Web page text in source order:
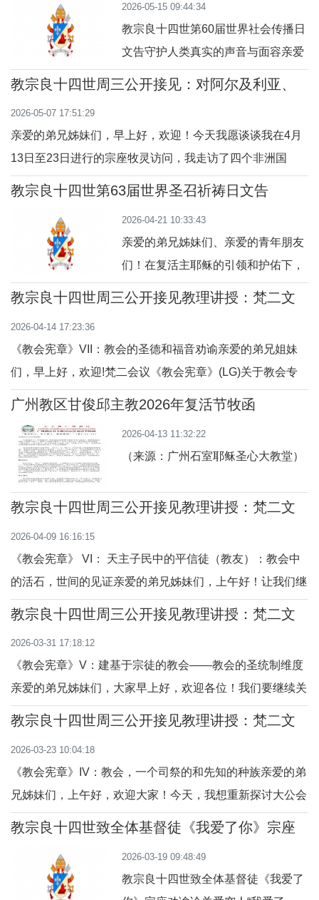
她的最终目标，就是天乡。这是本质的幅度，但我们常常忽
略或轻视这幅度，因为我们太注意眼前能
2026-05-15 09:44:34
教宗良十四世第60届世界社会传播日
文告守护人类真实的声音与面容亲爱
的弟兄姊妹们：面容和声音是每个人
相遇的要素。古人深谙其道。因此，
古希腊人用“面容”（prósōpon）一词
来定义人，其字源学上指的是目光所
而拉丁文
教宗良十四世周三公开接见：​对阿尔及利亚、
2026-05-07 17:51:29
亲爱的弟兄姊妹们，早上好，欢迎！今天我愿谈谈我在4月
13日至23日进行的宗座牧灵访问，我走访了四个非洲国
家：阿尔及利亚、喀麦隆、安哥拉和赤道几内亚。自我作教
成行、会晤并鼓励天主的子民；同时也愿借此行在满是冲
突、国际法屡遭严重侵犯的历史时刻，传递和平的讯息
教宗良十四世第63届世界圣召祈祷日文告
2026-04-21 10:33:43
亲爱的弟兄姊妹们、亲爱的青年朋友
们！在复活主耶稣的引领和护佑下，
我们在这复活期第四主日——又称
为使我们作一些反省，以理解圣召的
深层意义并分享我们的体认：圣召乃
是天主白白的赏赐，有如花朵般绽放
善牧所引领的途径前行，一起探索人
教宗良十四世周三公开接见教理讲授：梵二文
2026-04-14 17:23:36
《教会宪章》VII：教会的圣德和福音劝谕亲爱的弟兄姐妹
们，早上好，欢迎!梵二会议《教会宪章》(LG)关于教会专
门用第五章一整章来阐述所有信众成圣的普遍召叫：我们每
公会议宪章，“成圣”不是少数人的特权，而是一个礼物，它
要求每一位已领洗者努力追求仁爱的完美
广州教区甘俊邱主教2026年复活节牧函
2026-04-13 11:32:22
（来源：广州石室耶稣圣心大教堂）
教宗良十四世周三公开接见教理讲授：梵二文
2026-04-09 16:16:15
《教会宪章》 VI： 天主子民中的平信徒（教友）：教会中
的活石，世间的见证亲爱的弟兄姊妹们，上午好！让我们继
续反思《教会宪章》给我们描述关于教会的教理讲授。今日
各喜欢说的话：“简单来说，教友在天主子民中占绝大多
数，而占少数的神职人员为他们服务。”（《
教宗良十四世周三公开接见教理讲授：梵二文
2026-03-31 17:18:12
《教会宪章》V：建基于宗徒的教会——教会的圣统制维度
亲爱的弟兄姊妹们，大家早上好，欢迎各位！我们要继续关
于梵二文献的教理讲授，解读《教会宪章》。在阐述教会作
教会建基于基督立为祂奥体的活柱石--宗徒之上，教会拥有
为其所有成员的团结、使命和成圣而服务的圣
教宗良十四世周三公开接见教理讲授：梵二文
2026-03-23 10:04:18
《教会宪章》IV：教会，一个司祭的和先知的种族亲爱的弟
兄姊妹们，上午好，欢迎大家！今天，我想重新探讨大公会
议宪章《教会宪章》（LG）的第二章，该章专门论述作为
基督那里领受了参与司祭、先知和君王使命的职务，藉此基
督的救援使命得以实现。大公会议的神长们
教宗良十四世致全体基督徒《我爱了你》宗座
2026-03-19 09:48:49
教宗良十四世致全体基督徒《我爱了